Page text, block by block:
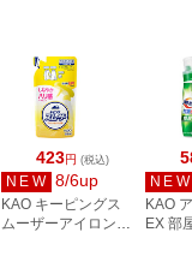
423円 (税込)
NEW 8/6up
KAO キーピングス
ムーザーアイロン用
NEW
KAO
EX 部